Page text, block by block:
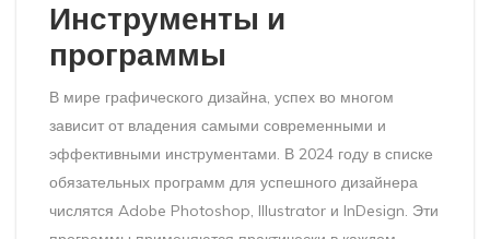
Инструменты и
программы
В мире графического дизайна, успех во многом
зависит от владения самыми современными и
эффективными инструментами. В 2024 году в списке
обязательных программ для успешного дизайнера
числятся Adobe Photoshop, Illustrator и InDesign. Эти